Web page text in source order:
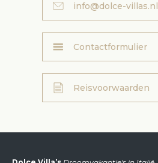
info@dolce-villas.nl
Contactformulier
Reisvoorwaarden